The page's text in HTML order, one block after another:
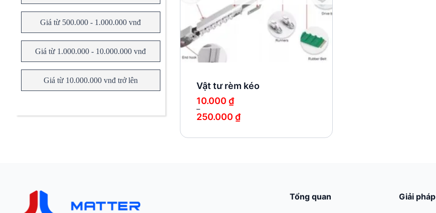
Giá từ 500.000 - 1.000.000 vnđ
Giá từ 1.000.000 - 10.000.000 vnđ
Giá từ 10.000.000 vnđ trở lên
Vật tư rèm kéo
10.000₫
–
250.000₫
từ
Tổng quan Giải pháp